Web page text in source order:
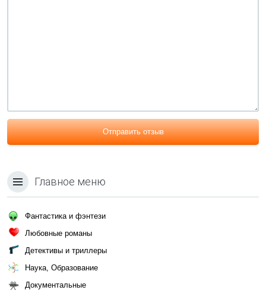
Отправить отзыв
Главное меню
Фантастика и фэнтези
Любовные романы
Детективы и триллеры
Наука, Образование
Документальные